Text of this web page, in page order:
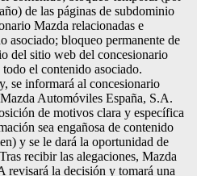
de las páginas de subdominio
Mazda relacionadas e
asociado; bloqueo permanente de
del sitio web del concesionario
el contenido asociado.
se informará al concesionario
Automóviles España, S.A.
de motivos clara y específica
sea engañosa de contenido
y se le dará la oportunidad de
recibir las alegaciones, Mazda
revisará la decisión y tomará una